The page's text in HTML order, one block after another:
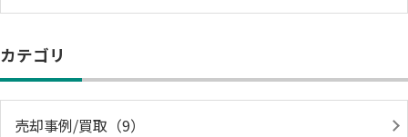
カテゴリ
売却事例/買取（9）